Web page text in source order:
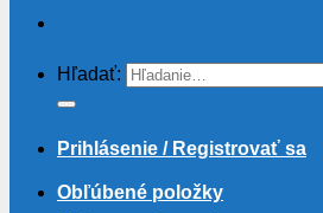
Hľadať:
Prihlásenie / Registrovať sa
Obľúbené položky